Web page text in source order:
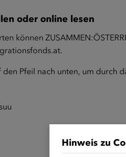
oder online lesen
können
.
den Pfeil nach unten, um durch
Hinweis zu